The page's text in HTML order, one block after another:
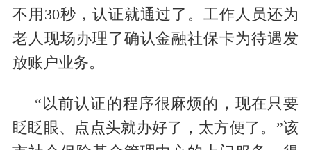
不用30秒，认证就通过了。工作人员还为
老人现场办理了确认金融社保卡为待遇发
放账户业务。
“以前认证的程序很麻烦的，现在只要
眨眨眼、点点头就办好了，太方便了。”该